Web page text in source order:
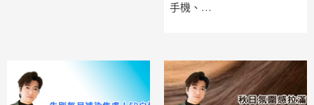
手機、…